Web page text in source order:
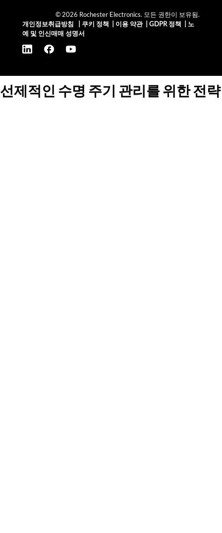
© 2026 Rochester Electronics. 모든 권한이 보유됨.
개인정보취급방침
쿠키 정책 이용 약관| GDPR 정책
노
예 및 인신매매 성명서
선제적인 수명 주기 관리를 위한 전략